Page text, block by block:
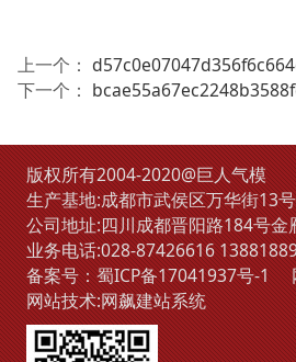
上一个：
下一个：
版权所有2004-2020@巨人气模
生产基地:成都市武侯区万华街13
公司地址:四川成都晋阳路184号金
业务电话:028-87426616
备案号：蜀ICP备17041937号-1
网站技术:网飙建站系统